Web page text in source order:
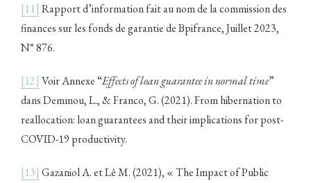
[11] Rapport d’information fait au nom de la commission des
finances sur les fonds de garantie de Bpifrance, Juillet 2023,
N° 876.
[12] Voir Annexe “Effects of loan guarantee in normal time”
dans Demmou, L., & Franco, G. (2021). From hibernation to
reallocation: loan guarantees and their implications for post-
COVID-19 productivity.
[13] Gazaniol A. et Lê M. (2021), « The Impact of Public